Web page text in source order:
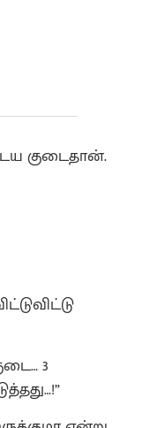
குடைதான்.
3